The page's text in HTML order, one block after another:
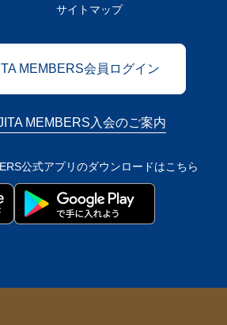
サイトマップ
MEMBERS会員ログイン
MEMBERS入会のご案内
公式アプリのダウンロードはこちら